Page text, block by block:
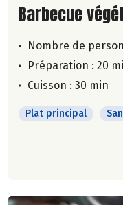
Lire la suite de
Barbecue
Nombre de
Préparation : 20
Cuisson : 30 min
Plat principal